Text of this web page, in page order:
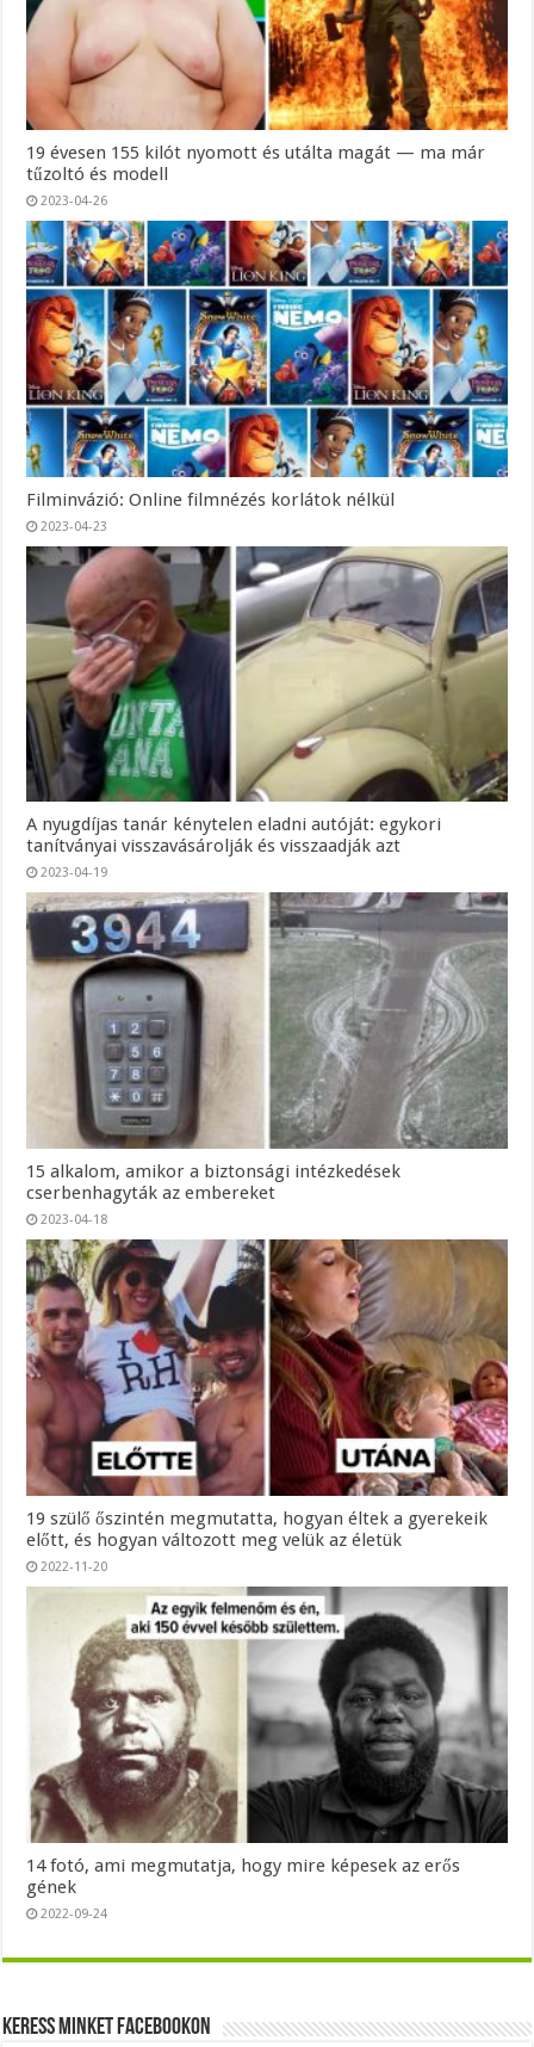
19 évesen 155 kilót nyomott és utálta magát — ma már
tűzoltó és modell
2023-04-26
Filminvázió: Online filmnézés korlátok nélkül
2023-04-23
A nyugdíjas tanár kénytelen eladni autóját: egykori
tanítványai visszavásárolják és visszaadják azt
2023-04-19
15 alkalom, amikor a biztonsági intézkedések
cserbenhagyták az embereket
2023-04-18
19 szülő őszintén megmutatta, hogyan éltek a gyerekeik
előtt, és hogyan változott meg velük az életük
2022-11-20
14 fotó, ami megmutatja, hogy mire képesek az erős
gének
2022-09-24
Keress minket Facebookon